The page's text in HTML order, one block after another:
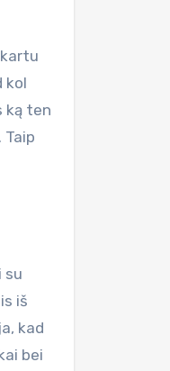
kol
ką ten
su
iš
kad
bei